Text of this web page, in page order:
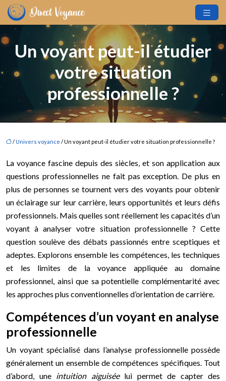
Un voyant peut-il étudier
votre situation
professionnelle ?
/ Univers voyance / Un voyant peut-il étudier votre situation professionnelle ?
La voyance fascine depuis des siècles, et son application aux
questions professionnelles ne fait pas exception. De plus en
plus de personnes se tournent vers des voyants pour obtenir
un éclairage sur leur carrière, leurs opportunités et leurs défis
professionnels. Mais quelles sont réellement les capacités d’un
voyant à analyser votre situation professionnelle ? Cette
question soulève des débats passionnés entre sceptiques et
adeptes. Explorons ensemble les compétences, les techniques
et les limites de la voyance appliquée au domaine
professionnel, ainsi que sa potentielle complémentarité avec
les approches plus conventionnelles d’orientation de carrière.
Compétences d’un voyant en analyse
professionnelle
Un voyant spécialisé dans l’analyse professionnelle possède
généralement un ensemble de compétences spécifiques. Tout
d’abord, une intuition aiguisée lui permet de capter des